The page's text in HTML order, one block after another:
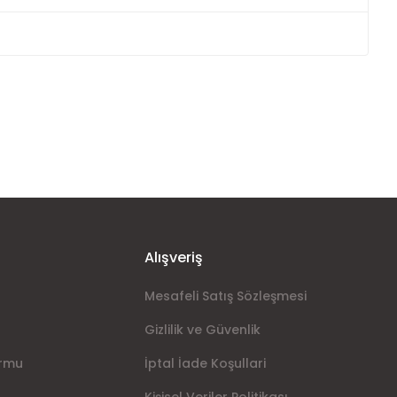
Alışveriş
Mesafeli Satış Sözleşmesi
Gizlilik ve Güvenlik
İptal İade Koşullari